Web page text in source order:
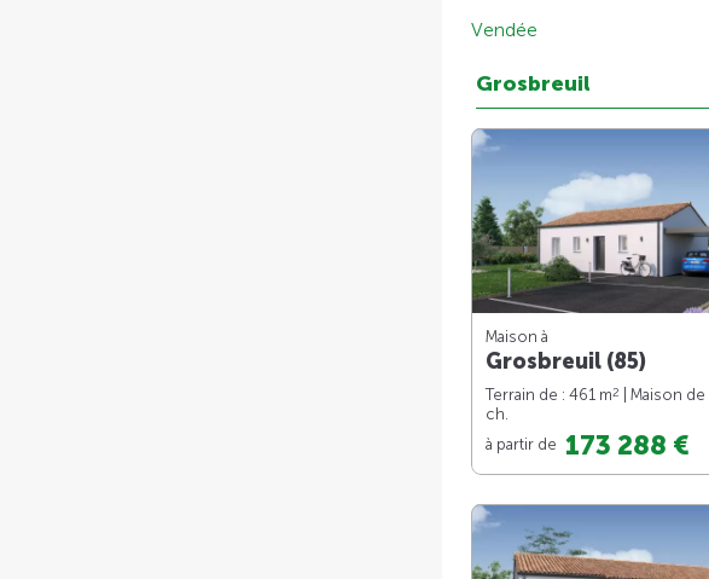
Vendée
Grosbreuil
Maison à
Grosbreuil (85)
Terrain de : 461 m2 | Maison
ch.
à partir de 173 288 €